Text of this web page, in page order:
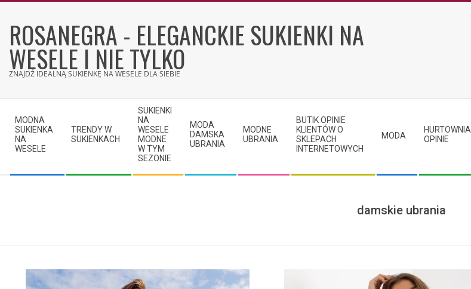
contentROSANEGRA - ELEGANCKIE SUKIENKI NA
WESELE I NIE TYLKO
ZNAJDŹ IDEALNĄ SUKIENKĘ NA WESELE DLA SIEBIE
Navigation
Menu
MODNA
SUKIENKA
NA
WESELE
TRENDY W
SUKIENKACH
SUKIENKI
NA
WESELE
MODNE
W TYM
SEZONIE
MODA
DAMSKA
UBRANIA
MODNE
UBRANIA
BUTIK OPINIE
KLIENTÓW O
SKLEPACH
INTERNETOWYCH
MODA
HURTOWNIA
OPINIE
damskie ubrania